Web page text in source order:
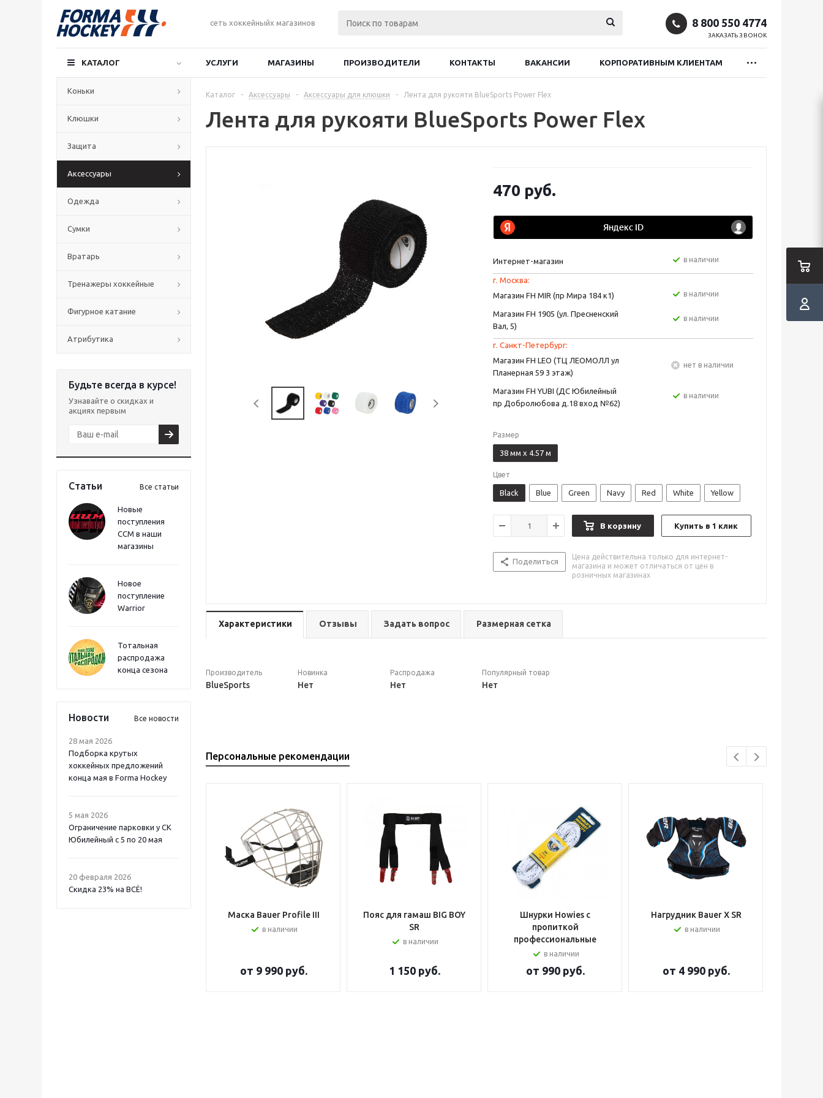
сеть хоккейныйх магазинов 8 800 550 4774
ЗАКАЗАТЬ ЗВОНОК
КАТАЛОГ УСЛУГИ МАГАЗИНЫ ПРОИЗВОДИТЕЛИ КОНТАКТЫ ВАКАНСИИ КОРПОРАТИВНЫМ КЛИЕНТАМ
Коньки
Клюшки
Защита
Аксессуары
Одежда
Сумки
Вратарь
Тренажеры хоккейные
Фигурное катание
Атрибутика
Будьте всегда в курсе!
Узнавайте о скидках и
акциях первым
Статьи Все статьи
Новые
поступления
CCM в наши
магазины
Новое
поступление
Warrior
Тотальная
распродажа
конца сезона
Новости Все новости
28 мая 2026
Подборка крутых
хоккейных предложений
конца мая в Forma Hockey
5 мая 2026
Ограничение парковки у СК
Юбилейный с 5 по 20 мая
20 февраля 2026
Скидка 23% на ВСË!
Каталог - Аксессуары - Аксессуары для клюшки - Лента для рукояти BlueSports Power Flex
Лента для рукояти BlueSports Power Flex
470 руб.
Интернет-магазин в наличии
г. Москва:
Магазин FH MIR (пр Мира 184 к1)
в наличии
Магазин FH 1905 (ул. Пресненский
Вал, 5)
в наличии
г. Санкт-Петербург:
Магазин FH LEO (ТЦ ЛЕОМОЛЛ ул
Планерная 59 3 этаж)
Нет в наличии
Магазин FH YUBI (ДС Юбилейный
пр Добролюбова д.18 вход №62)
в наличии
Размер
38 мм x 4.57 м
Цвет
Black Blue Green Navy Red White Yellow
В корзину Купить в 1 клик
Поделиться
Цена действительна только для интернет-
магазина и может отличаться от цен в
розничных магазинах
Характеристики Отзывы Задать вопрос Размерная сетка
Производитель
BlueSports
Новинка
Нет
Распродажа
Нет
Популярный товар
Нет
Персональные рекомендации
Маска Bauer Profile III
в наличии
от 9 990 руб.
Пояс для гамаш BIG BOY
SR
в наличии
1 150руб.
Шнурки Howies с
пропиткой
профессиональные
в наличии
от 990 руб.
Нагрудник Bauer X SR
в наличии
от 4 990 руб.